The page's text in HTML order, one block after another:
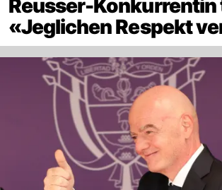
Reusser-Konkurrentin
«Jeglichen Respekt